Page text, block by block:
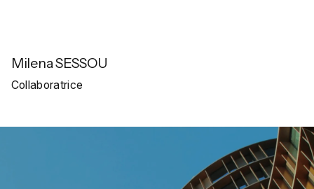
Milena SESSOU
Collaboratrice